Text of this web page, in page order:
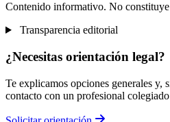
Contenido informativo. No constituye
Transparencia editorial
¿Necesitas orientación legal?
Te explicamos opciones generales y,
contacto con un profesional